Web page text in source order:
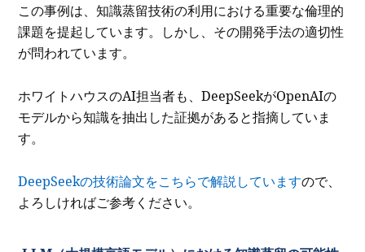
この事例は、知識蒸留技術の利用における重要な倫理的
課題を提起しています。しかし、その開発手法の適切性
が問われています。
ホワイトハウスのAI担当者も、DeepSeekがOpenAIの
モデルから知識を抽出した証拠があると指摘していま
す。
DeepSeekの技術論文をこちらで解説していますので、
よろしければご参考ください。